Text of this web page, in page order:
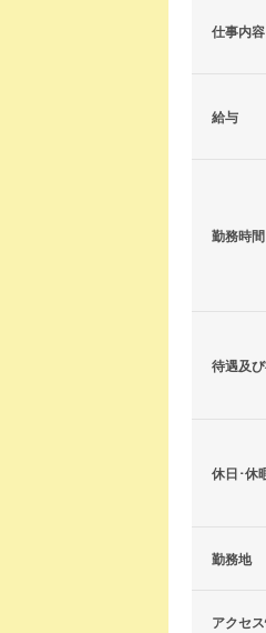
仕事内容
給与
勤務時間
待遇及
休日･休
勤務地
アクセ